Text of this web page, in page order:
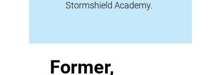
Stormshield Academy.
Former,